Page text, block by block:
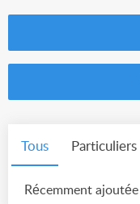
Tous Particuliers
Récemment ajoutée